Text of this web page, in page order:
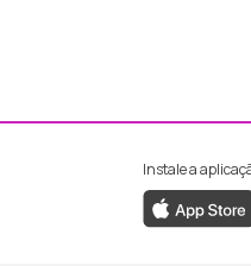
da RTP
da RTP
Instale a